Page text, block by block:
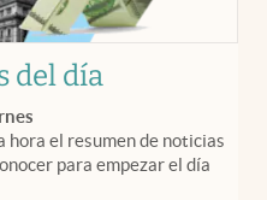
del día
hora el resumen de noticias
para empezar el día